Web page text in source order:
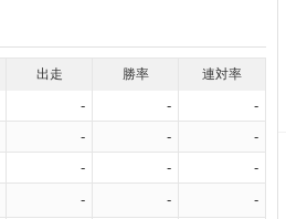
出走 勝率 連対率
- -
-
- -
-
- -
-
- - -